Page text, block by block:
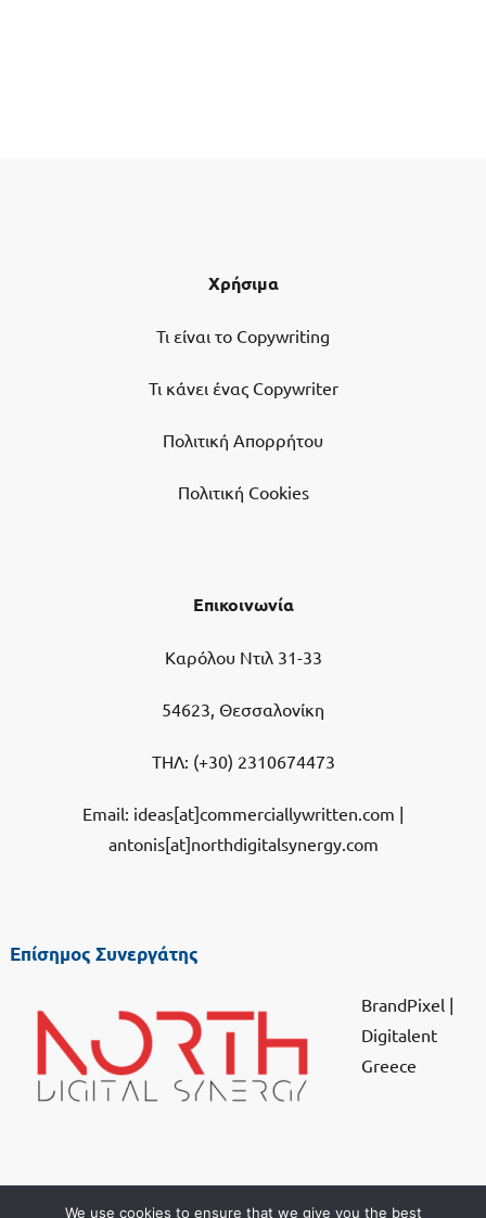
Χρήσιμα
Τι είναι το Copywriting
Τι κάνει ένας Copywriter
Πολιτική Απορρήτου
Πολιτική Cookies
Επικοινωνία
Καρόλου Ντιλ 31-33
54623, Θεσσαλονίκη
ΤΗΛ: (+30) 2310674473
Email: ideas[at]commerciallywritten.com |
antonis[at]northdigitalsynergy.com
Επίσημος Συνεργάτης
BrandPixel |
Digitalent
Greece
We use cookies to ensure that we give you the best